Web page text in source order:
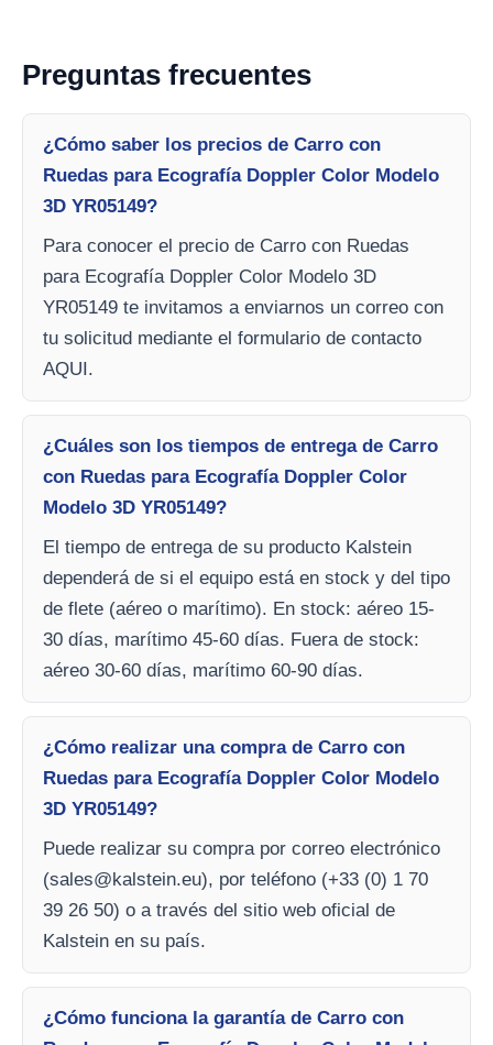
Preguntas frecuentes
¿Cómo saber los precios de Carro con
Ruedas para Ecografía Doppler Color Modelo
3D YR05149?
Para conocer el precio de Carro con Ruedas
para Ecografía Doppler Color Modelo 3D
YR05149 te invitamos a enviarnos un correo con
tu solicitud mediante el formulario de contacto
AQUI.
¿Cuáles son los tiempos de entrega de Carro
con Ruedas para Ecografía Doppler Color
Modelo 3D YR05149?
El tiempo de entrega de su producto Kalstein
dependerá de si el equipo está en stock y del tipo
de flete (aéreo o marítimo). En stock: aéreo 15-
30 días, marítimo 45-60 días. Fuera de stock:
aéreo 30-60 días, marítimo 60-90 días.
¿Cómo realizar una compra de Carro con
Ruedas para Ecografía Doppler Color Modelo
3D YR05149?
Puede realizar su compra por correo electrónico
(sales@kalstein.eu), por teléfono (+33 (0) 1 70
39 26 50) o a través del sitio web oficial de
Kalstein en su país.
¿Cómo funciona la garantía de Carro con